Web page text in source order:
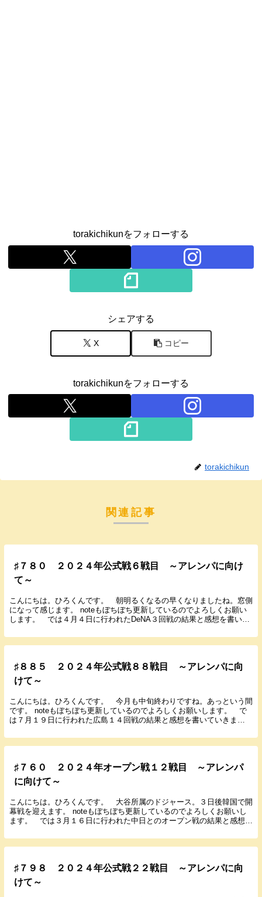
torakichikunをフォローする
シェアする
X コピー
torakichikunをフォローする
torakichikun
関連記事
♯７８０ ２０２４年公式戦６戦目 ～アレンパに向け
て～
こんにちは。ひろくんです。 朝明るくなるの早くなりましたね。窓側
になって感じます。 noteもぼちぼち更新しているのでよろしくお願い
します。 では４月４日に行われたDeNA３回戦の結果と感想を書いて
♯８８５ ２０２４年公式戦８８戦目 ～アレンパに向
けて～
こんにちは。ひろくんです。 今月も中旬終わりですね。あっという間
です。 noteもぼちぼち更新しているのでよろしくお願いします。 で
は７月１９日に行われた広島１４回戦の結果と感想を書いていきま
♯７６０ ２０２４年オープン戦１２戦目 ～アレンパ
に向けて～
こんにちは。ひろくんです。 大谷所属のドジャース。３日後韓国で開
幕戦を迎えます。 noteもぼちぼち更新しているのでよろしくお願いし
ます。 では３月１６日に行われた中日とのオープン戦の結果と感想を
♯７９８ ２０２４年公式戦２２戦目 ～アレンパに向
けて～